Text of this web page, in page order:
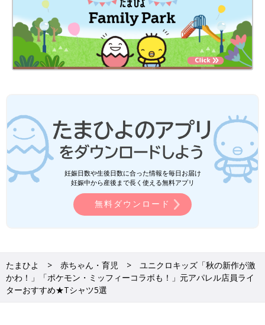
妊娠日数や生後日数に合った情報を毎日お届け
妊娠中から産後まで長く使える無料アプリ
無料ダウンロード
たまひよ 赤ちゃん・育児
ユニクロキッズ「秋の新作が激
かわ！」「ポケモン・ミッフィーコラボも！」元アパレル店員ライ
ターおすすめ★Tシャツ5選